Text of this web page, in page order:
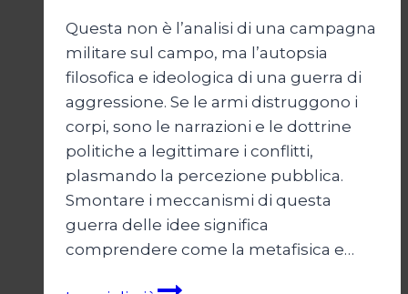
Questa non è l’analisi di una campagna
militare sul campo, ma l’autopsia
filosofica e ideologica di una guerra di
aggressione. Se le armi distruggono i
corpi, sono le narrazioni e le dottrine
politiche a legittimare i conflitti,
plasmando la percezione pubblica.
Smontare i meccanismi di questa
guerra delle idee significa
comprendere come la metafisica e…
Autopsia